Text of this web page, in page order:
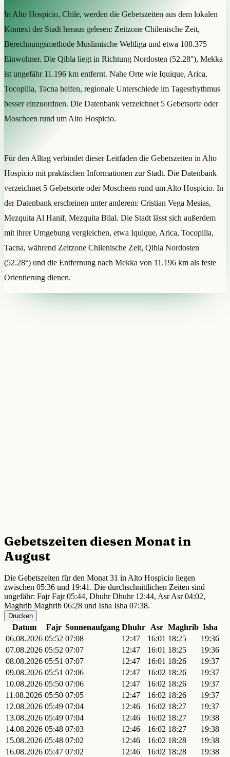
In Alto Hospicio, Chile, werden die Gebetszeiten aus dem lokalen
Kontext der Stadt heraus gelesen: Zeitzone Chilenische Zeit,
Berechnungsmethode Muslimische Weltliga und etwa 108.375
Einwohner. Die Qibla liegt in Richtung Nordosten (52.28°), Mekka
ist ungefähr 11.196 km entfernt. Nahe Orte wie Iquique, Arica,
Tocopilla, Tacna helfen, regionale Unterschiede im Tagesrhythmus
besser einzuordnen. Die Datenbank verzeichnet 5 Gebetsorte oder
Moscheen rund um Alto Hospicio.
Für den Alltag verbindet dieser Leitfaden die Gebetszeiten in Alto
Hospicio mit praktischen Informationen zur Stadt. Die Datenbank
verzeichnet 5 Gebetsorte oder Moscheen rund um Alto Hospicio. In
der Datenbank erscheinen unter anderem: Cristian Vega Mesias,
Mezquita Al Hanif, Mezquita Bilal. Die Stadt lässt sich außerdem
mit ihrer Umgebung vergleichen, etwa Iquique, Arica, Tocopilla,
Tacna, während Zeitzone Chilenische Zeit, Qibla Nordosten
(52.28°) und die Entfernung nach Mekka von 11.196 km als feste
Orientierung dienen.
Gebetszeiten diesen Monat in
August
Die Gebetszeiten für den Monat 31 in Alto Hospicio liegen
zwischen 05:36 und 19:41. Die durchschnittlichen Zeiten sind
ungefähr: Fajr Fajr 05:44, Dhuhr Dhuhr 12:44, Asr Asr 04:02,
Maghrib Maghrib 06:28 und Isha Isha 07:38.
Drucken
Datum Fajr Sonnenaufgang Dhuhr Asr Maghrib Isha
06.08.2026 05:52 07:08 12:47 16:01 18:25
19:36
07.08.2026 05:52 07:07 12:47 16:01 18:25
19:36
08.08.2026 05:51 07:07 12:47 16:01 18:26
19:37
09.08.2026 05:51 07:06 12:47 16:02 18:26
19:37
10.08.2026 05:50 07:06 12:47 16:02 18:26
19:37
11.08.2026 05:50 07:05 12:47 16:02 18:26
19:37
12.08.2026 05:49 07:04 12:46 16:02 18:27
19:37
13.08.2026 05:49 07:04 12:46 16:02 18:27
19:38
14.08.2026 05:48 07:03 12:46 16:02 18:27
19:38
15.08.2026 05:48 07:02 12:46 16:02 18:28
19:38
16.08.2026 05:47 07:02 12:46 16:02 18:28
19:38